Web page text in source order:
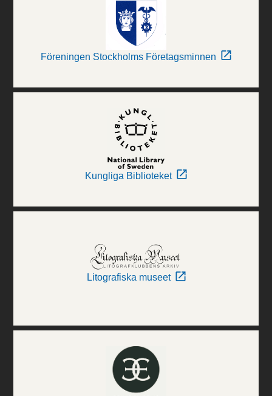
Föreningen Stockholms Företagsminnen
Kungliga Biblioteket
Litografiska museet